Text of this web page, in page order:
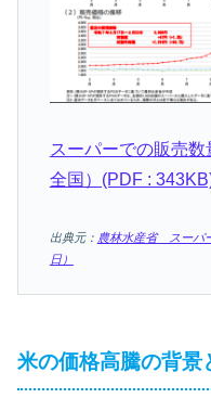
スーパーでの販売
全国）(PDF :
出典元： 農林水産省 スーパ
日）
米の価格高騰の背景